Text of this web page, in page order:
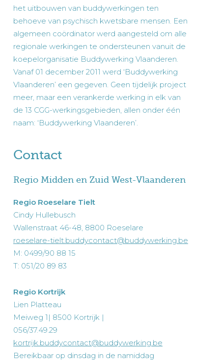
het uitbouwen van buddywerkingen ten
behoeve van psychisch kwetsbare mensen. Een
algemeen coördinator werd aangesteld om alle
regionale werkingen te ondersteunen vanuit de
koepelorganisatie Buddywerking Vlaanderen.
Vanaf 01 december 2011 werd ‘Buddywerking
Vlaanderen’ een gegeven. Geen tijdelijk project
meer, maar een verankerde werking in elk van
de 13 CGG-werkingsgebieden, allen onder één
naam: ‘Buddywerking Vlaanderen’.
Contact
Regio Midden en Zuid West-Vlaanderen
Regio Roeselare Tielt
Cindy Hullebusch
Wallenstraat 46-48, 8800 Roeselare
roeselare-tielt.buddycontact@buddywerking.be
M: 0499/90 88 15
T: 051/20 89 83
Regio Kortrijk
Lien Platteau
Meiweg 1| 8500 Kortrijk |
056/37.49.29
kortrijk.buddycontact@buddywerking.be
Bereikbaar op dinsdag in de namiddag